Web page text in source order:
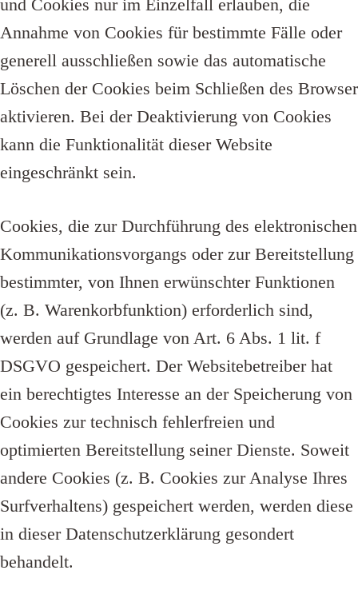
und Cookies nur im Einzelfall erlauben, die
Annahme von Cookies für bestimmte Fälle oder
generell ausschließen sowie das automatische
Löschen der Cookies beim Schließen des Browser
aktivieren. Bei der Deaktivierung von Cookies
kann die Funktionalität dieser Website
eingeschränkt sein.
Cookies, die zur Durchführung des elektronischen
Kommunikationsvorgangs oder zur Bereitstellung
bestimmter, von Ihnen erwünschter Funktionen
(z. B. Warenkorbfunktion) erforderlich sind,
werden auf Grundlage von Art. 6 Abs. 1 lit. f
DSGVO gespeichert. Der Websitebetreiber hat
ein berechtigtes Interesse an der Speicherung von
Cookies zur technisch fehlerfreien und
optimierten Bereitstellung seiner Dienste. Soweit
andere Cookies (z. B. Cookies zur Analyse Ihres
Surfverhaltens) gespeichert werden, werden diese
in dieser Datenschutzerklärung gesondert
behandelt.